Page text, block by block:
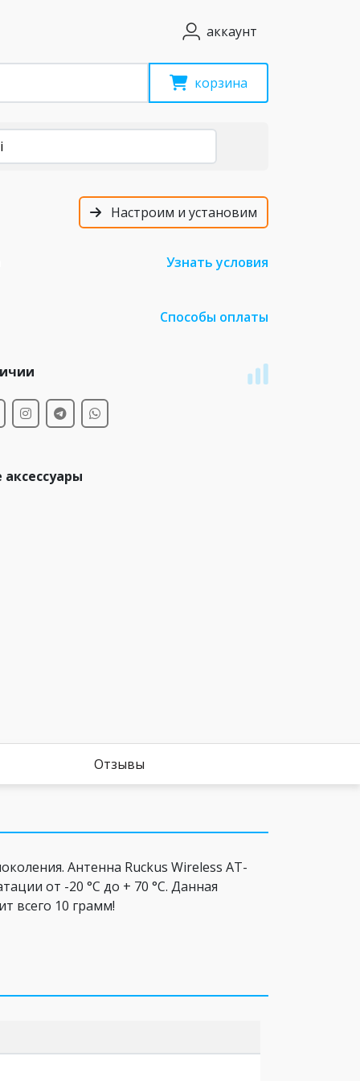
аккаунт
корзина
Настроим и установим
Узнать условия
Способы оплаты
Отзывы
Антенна Ruckus Wireless AT-
от -20 °C до + 70 °C. Данная
всего 10 грамм!